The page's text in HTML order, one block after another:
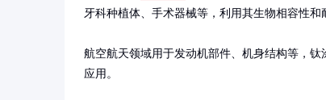
牙科种植体、手术器械等，利用其生物相容性和
航空航天领域用于发动机部件、机身结构等，
应用。